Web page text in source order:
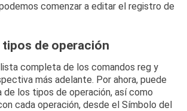
comenzar a editar el registro de
de operación
completa de los comandos reg y
más adelante. Por ahora, puede
de los tipos de operación, así como
cada operación, desde el Símbolo del